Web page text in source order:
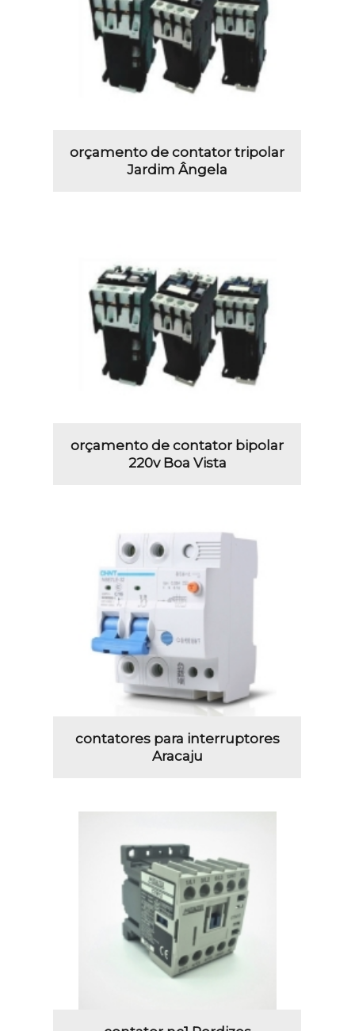
orçamento de contator tripolar
Jardim Ângela
orçamento de contator bipolar
220v Boa Vista
contatores para interruptores
Aracaju